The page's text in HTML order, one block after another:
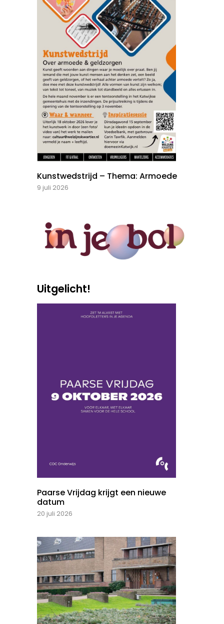
Kunstwedstrijd – Thema: Armoede
9 juli 2026
Uitgelicht!
Paarse Vrijdag krijgt een nieuwe
datum
20 juli 2026